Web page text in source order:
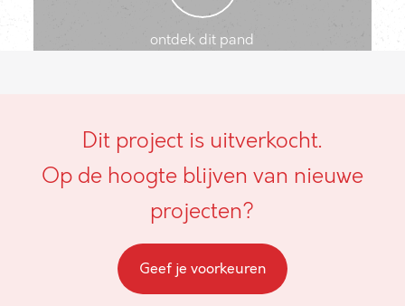
ontdek dit pand
Dit project is uitverkocht.
Op de hoogte blijven van nieuwe
projecten?
Geef je voorkeuren